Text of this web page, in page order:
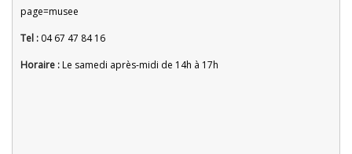
page=musee
Tel : 04 67 47 84 16
Horaire :Le samedi après-midi de 14h à 17h